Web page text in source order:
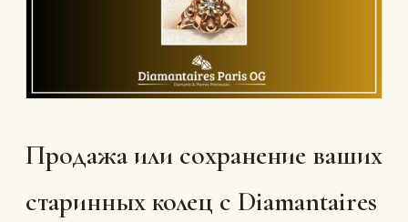
Продажа или сохранение ваших
старинных колец с Diamantaires